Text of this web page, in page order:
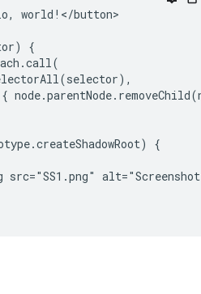
world!</button>
{
{
src="SS1.png"